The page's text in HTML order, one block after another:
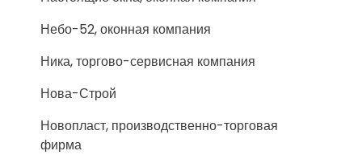
Небо-52, оконная компания
Ника, торгово-сервисная компания
Нова-Строй
Новопласт, производственно-торговая
фирма